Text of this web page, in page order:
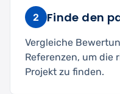
2 Finde den
Vergleiche
Referenzen, um die
Projekt zu finden.